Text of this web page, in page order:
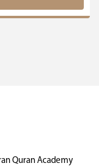
Quran Academy